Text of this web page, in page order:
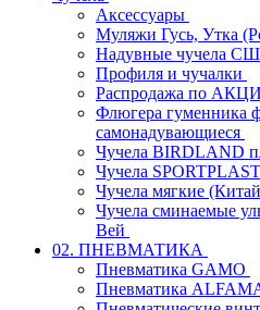
Аксессуары
Муляжи Гусь, Утка
Надувные чучела
Профиля и чучалки
Распродажа по
Флюгера гуменника
самонадувающиеся
Чучела BIRDLAND
Чучела
Чучела мягкие
Чучела сминаемые
Вей
02. ПНЕВМАТИКА
Пневматика GAMO
Пневматика